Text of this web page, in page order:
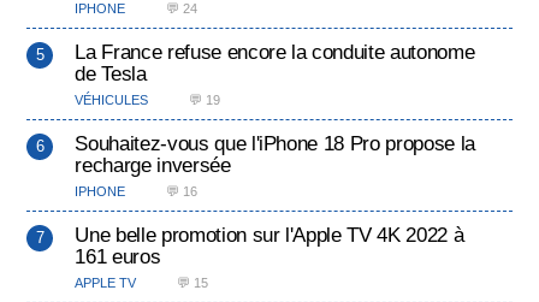
IPHONE 💬 24
La France refuse encore la conduite autonome
de Tesla
VÉHICULES 💬 19
Souhaitez-vous que l'iPhone 18 Pro propose la
recharge inversée
IPHONE 💬 16
Une belle promotion sur l'Apple TV 4K 2022 à
161 euros
APPLE TV 💬 15